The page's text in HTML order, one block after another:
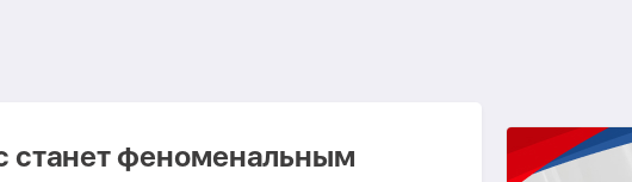
станет феноменальным